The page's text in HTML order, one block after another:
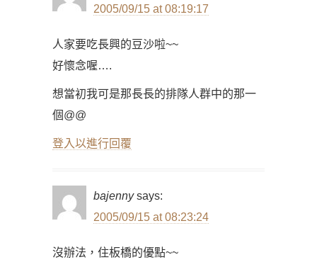
2005/09/15 at 08:19:17
人家要吃長興的豆沙啦~~
好懷念喔….
想當初我可是那長長的排隊人群中的那一
個@@
登入以進行回覆
bajenny says:
2005/09/15 at 08:23:24
沒辦法，住板橋的優點~~